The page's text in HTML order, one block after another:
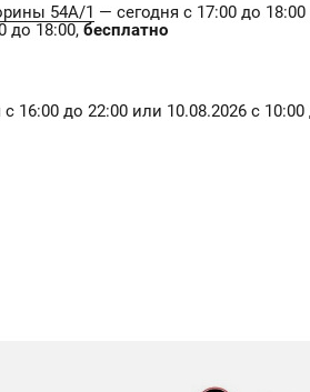
54А/1 — сегодня с 17:00 до
до 18:00, бесплатно
16:00 до 22:00 или 10.08.2026 с 10:00